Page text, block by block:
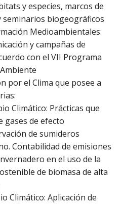
y especies, marcos de
biogeográficos
Medioambientales:
y campañas de
con el VII Programa
por el Clima que posee a
Climático: Prácticas que
gases de efecto
de sumideros
Contabilidad de emisiones
en el uso de la
de biomasa de alta
Climático: Aplicación de